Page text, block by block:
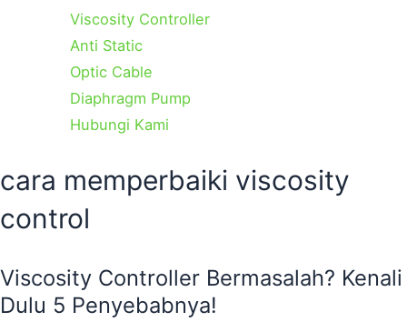
Viscosity Controller
Anti Static
Optic Cable
Diaphragm Pump
Hubungi Kami
cara memperbaiki viscosity
control
Viscosity Controller Bermasalah? Kenali
Dulu 5 Penyebabnya!